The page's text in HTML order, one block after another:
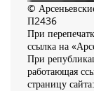
©
П2436
При
ссылка на
При
работающая
страницу сайта: